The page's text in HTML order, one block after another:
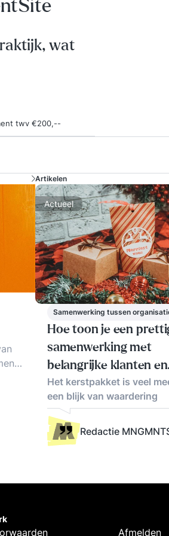
wat
twv €200,--
Artikelen
Actueel
Samenwerking tussen
Hoe toon je een
samenwerking met
belangrijke klanten en
leveranciers?
Het kerstpakket is veel
een blijk van waardering
Redactie
Afmelden